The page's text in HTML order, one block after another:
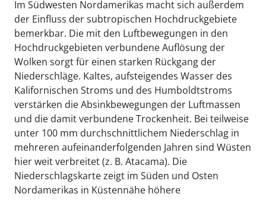
Im Südwesten Nordamerikas macht sich außerdem
der Einfluss der subtropischen Hochdruckgebiete
bemerkbar. Die mit den Luftbewegungen in den
Hochdruckgebieten verbundene Auflösung der
Wolken sorgt für einen starken Rückgang der
Niederschläge. Kaltes, aufsteigendes Wasser des
Kalifornischen Stroms und des Humboldtstroms
verstärken die Absinkbewegungen der Luftmassen
und die damit verbundene Trockenheit. Bei teilweise
unter 100 mm durchschnittlichem Niederschlag in
mehreren aufeinanderfolgenden Jahren sind Wüsten
hier weit verbreitet (z. B. Atacama). Die
Niederschlagskarte zeigt im Süden und Osten
Nordamerikas in Küstennähe höhere